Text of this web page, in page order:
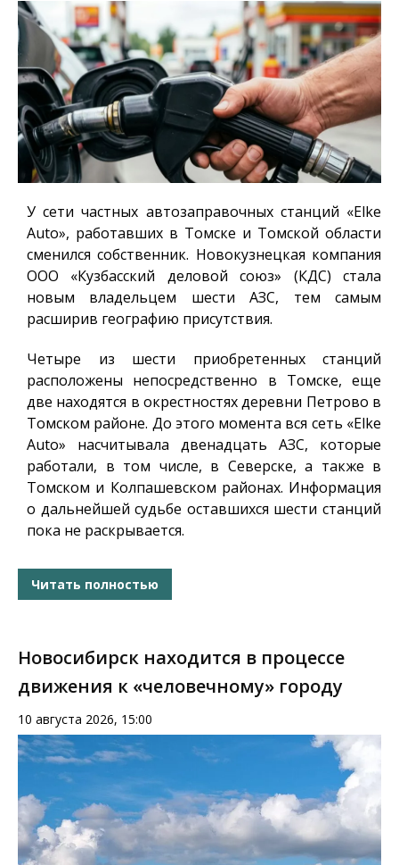
У сети частных автозаправочных станций «Elke
Auto», работавших в Томске и Томской области
сменился собственник. Новокузнецкая компания
ООО «Кузбасский деловой союз» (КДС) стала
новым владельцем шести АЗС, тем самым
расширив географию присутствия.
Четыре из шести приобретенных станций
расположены непосредственно в Томске, еще
две находятся в окрестностях деревни Петрово в
Томском районе. До этого момента вся сеть «Elke
Auto» насчитывала двенадцать АЗС, которые
работали, в том числе, в Северске, а также в
Томском и Колпашевском районах. Информация
о дальнейшей судьбе оставшихся шести станций
пока не раскрывается.
Читать полностью
Новосибирск находится в процессе
движения к «человечному» городу
10 августа 2026, 15:00